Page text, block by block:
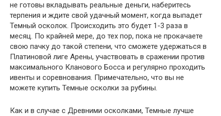
не готовы вкладывать реальные деньги, наберитесь
терпения и ждите свой удачный момент, когда выпадет
Темный осколок. Происходить это будет 1-3 раза в
месяц. По крайней мере, до тех пор, пока не прокачаете
свою пачку до такой степени, что сможете удержаться в
Платиновой лиге Арены, участвовать в сражении против
максимального Кланового Босса и регулярно проходить
ивенты и соревнования. Примечательно, что вы не
можете купить Темные осколки за рубины.
Как и в случае с Древними осколками, Темные лучше